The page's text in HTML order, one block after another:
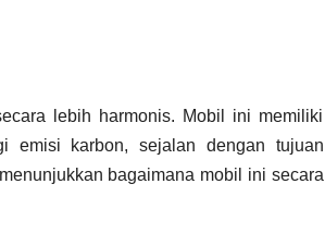
lebih harmonis. Mobil ini memiliki
emisi karbon, sejalan dengan tujuan
bagaimana mobil ini secara